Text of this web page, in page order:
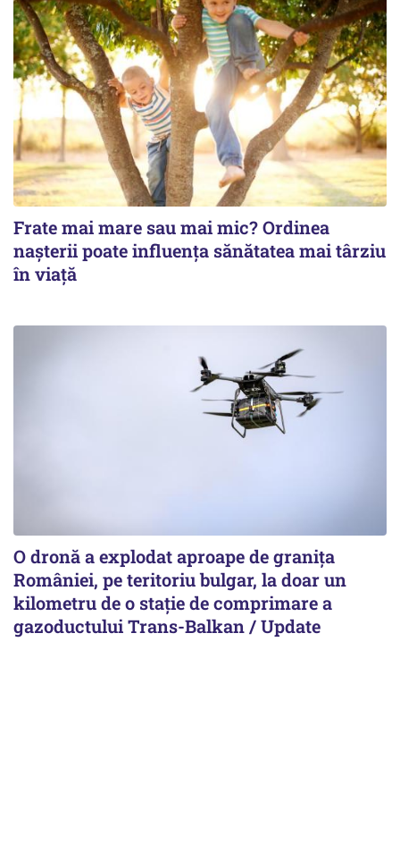
Frate mai mare sau mai mic? Ordinea
nașterii poate influența sănătatea mai târziu
în viață
O dronă a explodat aproape de granița
României, pe teritoriu bulgar, la doar un
kilometru de o stație de comprimare a
gazoductului Trans-Balkan / Update